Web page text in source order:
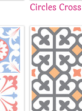
Circles Cross